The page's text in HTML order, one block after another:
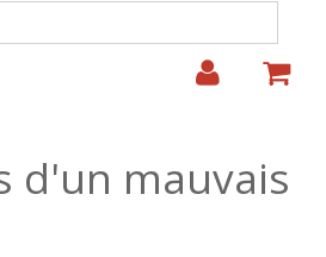
de recherche
d'un mauvais